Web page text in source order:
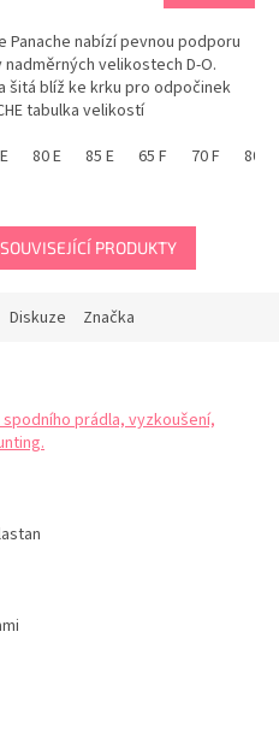
nabízí pevnou podporu
velikostech D-O.
šitá blíž ke krku pro odpočinek
tabulka velikostí
80 E 85 E 65 F 70 F 80 F
PRODUKTY
Diskuze Značka
prádla, vyzkoušení,